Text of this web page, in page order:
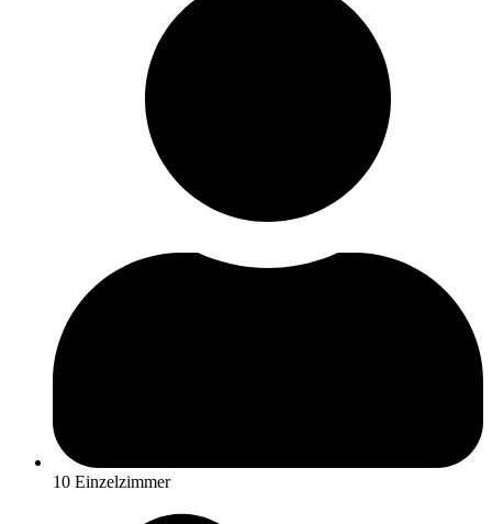
10 Einzelzimmer